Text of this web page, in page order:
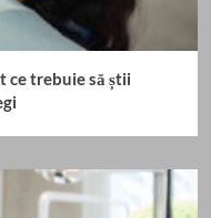
trebuie să știi